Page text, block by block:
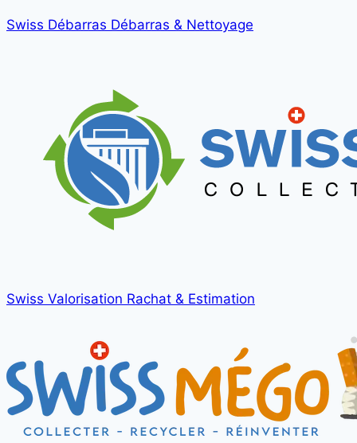
Swiss Débarras Débarras & Nettoyage
Swiss Valorisation Rachat & Estimation